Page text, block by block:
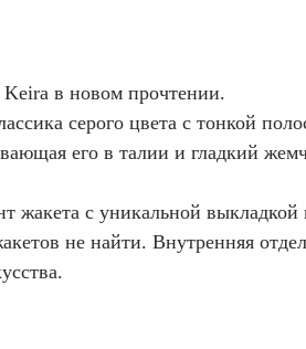
в новом прочтении.
серого цвета с тонкой
его в талии и гладкий
жакета c уникальной выкладкой
не найти. Внутренняя